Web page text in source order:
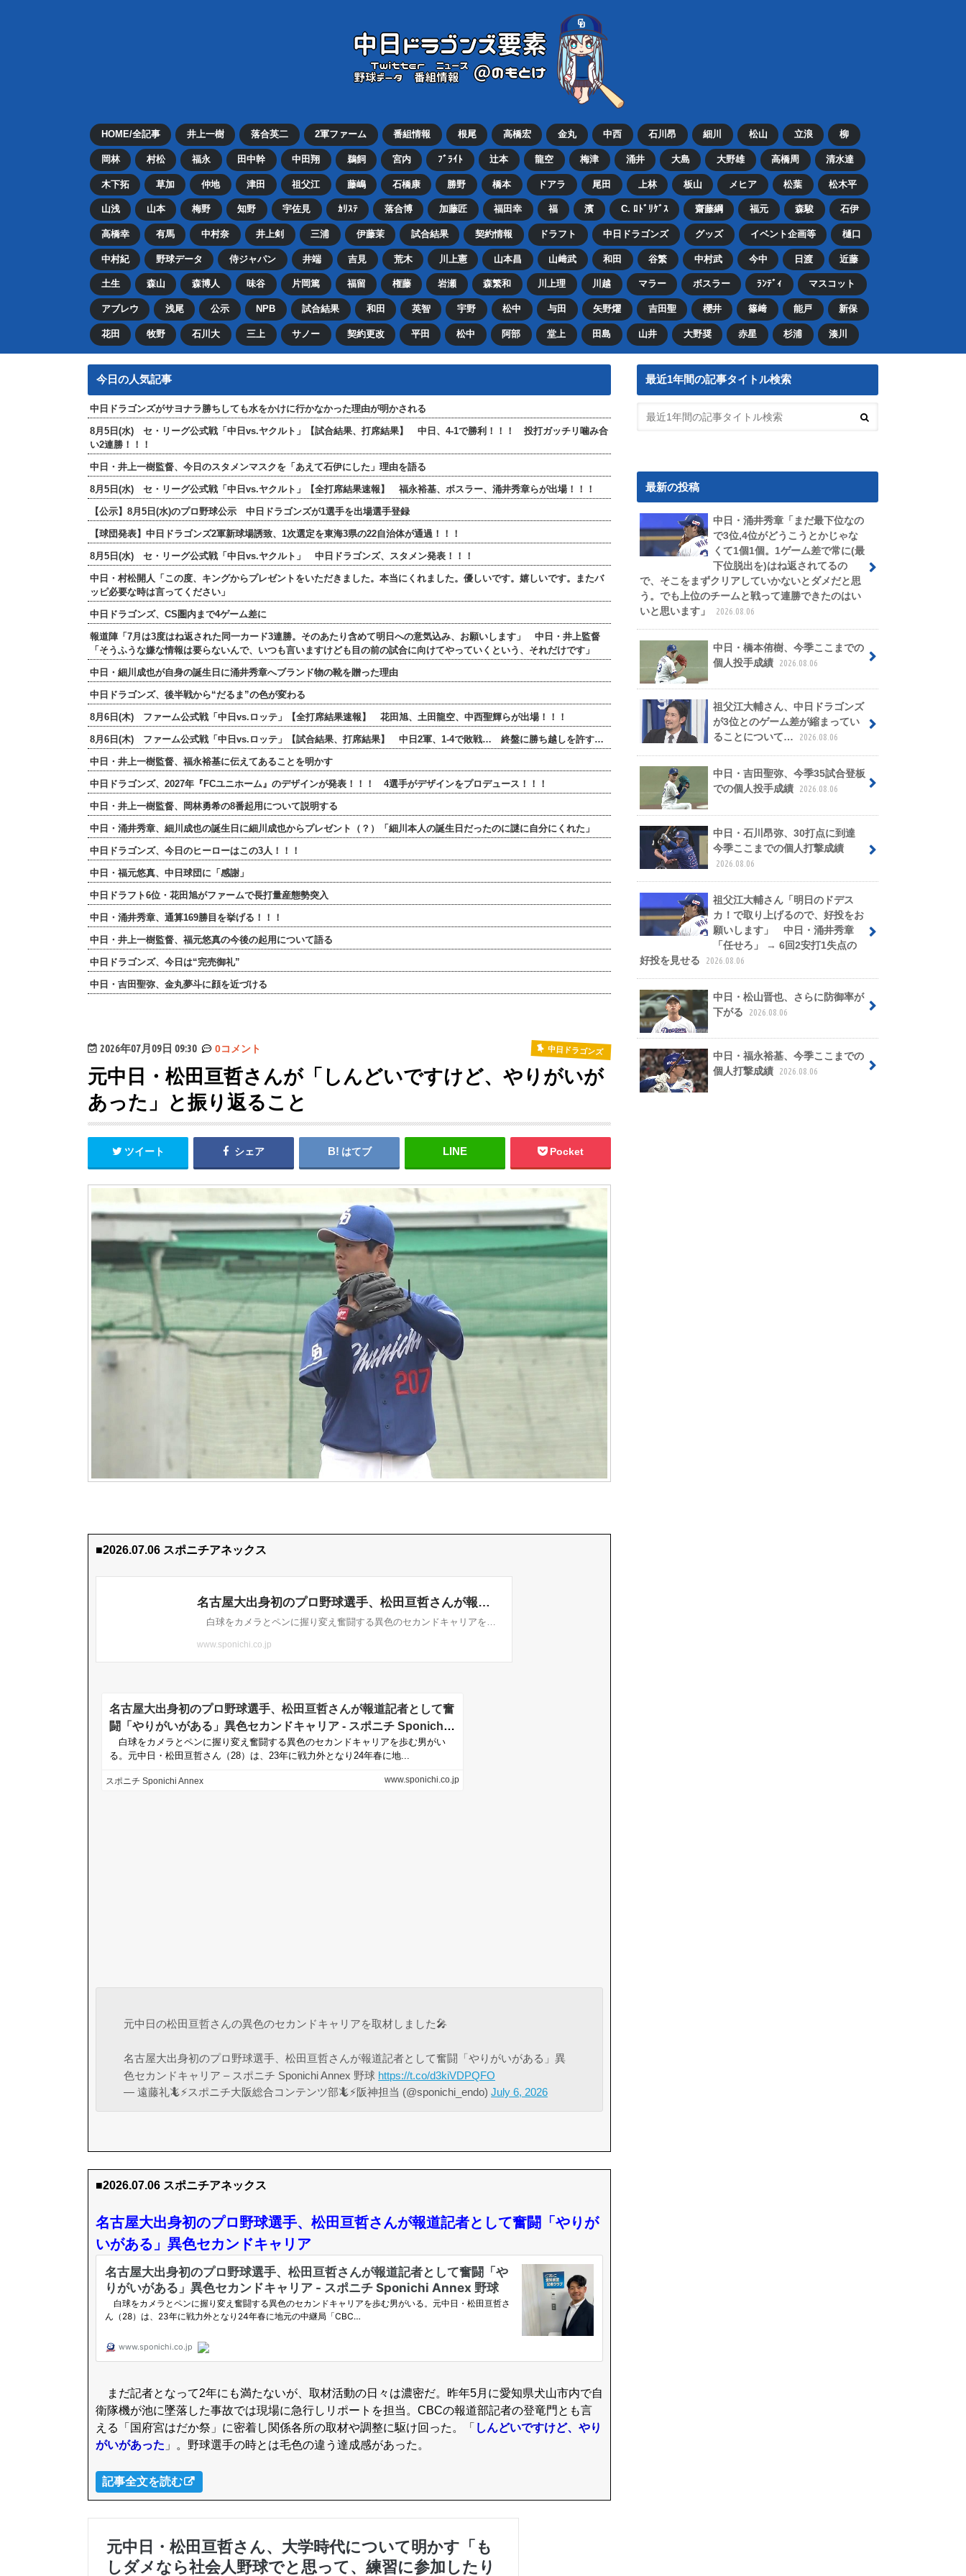
HOME/全記事 井上一樹 落合英二 2軍ファーム 番組情報 根尾 高橋宏 金丸 中西 石川昂 細川 松山 立浪 柳
岡林 村松 福永 田中幹 中田翔 鵜飼 宮内 ﾌﾞﾗｲﾄ 辻本 龍空 梅津 涌井 大島 大野雄 高橋周 清水達
木下拓 草加 仲地 津田 祖父江 藤嶋 石橋康 勝野 橋本 ドアラ 尾田 上林 板山 メヒア 松葉 松木平
山浅 山本 梅野 知野 宇佐見 ｶﾘｽﾃ 落合博 加藤匠 福田幸 福 濱 C. ﾛﾄﾞﾘｹﾞｽ 齋藤綱 福元 森駿 石伊
高橋幸 有馬 中村奈 井上剣 三浦 伊藤茉 試合結果 契約情報 ドラフト 中日ドラゴンズ グッズ イベント企画等 樋口
中村紀 野球データ 侍ジャパン 井端 吉見 荒木 川上憲 山本昌 山﨑武 和田 谷繁 中村武 今中 日渡 近藤
土生 森山 森博人 味谷 片岡篤 福留 権藤 岩瀬 森繁和 川上理 川越 マラー ボスラー ﾗﾝﾃﾞｨ マスコット
アブレウ 浅尾 公示 NPB 試合結果 和田 英智 宇野 松中 与田 矢野燿 吉田聖 櫻井 篠﨑 能戸 新保
花田 牧野 石川大 三上 サノー 契約更改 平田 松中 阿部 堂上 田島 山井 大野奨 赤星 杉浦 湊川
今日の人気記事
中日ドラゴンズがサヨナラ勝ちしても水をかけに行かなかった理由が明かされる
8月5日(水) セ・リーグ公式戦「中日vs.ヤクルト」【試合結果、打席結果】 中日、4-1で勝利！！！ 投打ガッチリ噛み合
い2連勝！！！
中日・井上一樹監督、今日のスタメンマスクを「あえて石伊にした」理由を語る
8月5日(水) セ・リーグ公式戦「中日vs.ヤクルト」【全打席結果速報】 福永裕基、ボスラー、涌井秀章らが出場！！！
【公示】8月5日(水)のプロ野球公示 中日ドラゴンズが1選手を出場選手登録
【球団発表】中日ドラゴンズ2軍新球場誘致、1次選定を東海3県の22自治体が通過！！！
8月5日(水) セ・リーグ公式戦「中日vs.ヤクルト」 中日ドラゴンズ、スタメン発表！！！
中日・村松開人「この度、キングからプレゼントをいただきました。本当にくれました。優しいです。嬉しいです。またバ
ッピ必要な時は言ってください」
中日ドラゴンズ、CS圏内まで4ゲーム差に
報道陣「7月は3度はね返された同一カード3連勝。そのあたり含めて明日への意気込み、お願いします」 中日・井上監督
「そうふうな嫌な情報は要らないんで、いつも言いますけども目の前の試合に向けてやっていくという、それだけです」
中日・細川成也が自身の誕生日に涌井秀章へブランド物の靴を贈った理由
中日ドラゴンズ、後半戦から“だるま”の色が変わる
8月6日(木) ファーム公式戦「中日vs.ロッテ」【全打席結果速報】 花田旭、土田龍空、中西聖輝らが出場！！！
8月6日(木) ファーム公式戦「中日vs.ロッテ」【試合結果、打席結果】 中日2軍、1-4で敗戦… 終盤に勝ち越しを許す…
中日・井上一樹監督、福永裕基に伝えてあることを明かす
中日ドラゴンズ、2027年『FCユニホーム』のデザインが発表！！！ 4選手がデザインをプロデュース！！！
中日・井上一樹監督、岡林勇希の8番起用について説明する
中日・涌井秀章、細川成也の誕生日に細川成也からプレゼント（？）「細川本人の誕生日だったのに謎に自分にくれた」
中日ドラゴンズ、今日のヒーローはこの3人！！！
中日・福元悠真、中日球団に「感謝」
中日ドラフト6位・花田旭がファームで長打量産態勢突入
中日・涌井秀章、通算169勝目を挙げる！！！
中日・井上一樹監督、福元悠真の今後の起用について語る
中日ドラゴンズ、今日は“完売御礼”
中日・吉田聖弥、金丸夢斗に顔を近づける
2026年07月09日 09:30 0コメント 中日ドラゴンズ
元中日・松田亘哲さんが「しんどいですけど、やりがいが
あった」と振り返ること
ツイート シェア はてブ Pocket
■2026.07.06 スポニチアネックス
元中日の松田亘哲さんの異色のセカンドキャリアを取材しました🎤
名古屋大出身初のプロ野球選手、松田亘哲さんが報道記者として奮闘「やりがいがある」異
色セカンドキャリア – スポニチ Sponichi Annex 野球 https://t.co/d3kiVDPQFO
— 遠藤礼🦎⚡️スポニチ大阪総合コンテンツ部🦎⚡️阪神担当 (@sponichi_endo) July 6, 2026
■2026.07.06 スポニチアネックス
名古屋大出身初のプロ野球選手、松田亘哲さんが報道記者として奮闘「やりが
いがある」異色セカンドキャリア
まだ記者となって2年にも満たないが、取材活動の日々は濃密だ。昨年5月に愛知県犬山市内で自
衛隊機が池に墜落した事故では現場に急行しリポートを担当。CBCの報道部記者の登竜門とも言
える「国府宮はだか祭」に密着し関係各所の取材や調整に駆け回った。「 しんどいですけど、やり
がいがあった 」。野球選手の時とは毛色の違う達成感があった。
記事全文を読む
最近1年間の記事タイトル検索
最新の投稿
中日・涌井秀章「まだ最下位なの
で3位,4位がどうこうとかじゃな
くて1個1個。1ゲーム差で常に(最
下位脱出を)はね返されてるの
で、そこをまずクリアしていかないとダメだと思
う。でも上位のチームと戦って連勝できたのはい
いと思います」
2026.08.06
中日・橋本侑樹、今季ここまでの
個人投手成績
2026.08.06
祖父江大輔さん、中日ドラゴンズ
が3位とのゲーム差が縮まってい
ることについて…
2026.08.06
中日・吉田聖弥、今季35試合登板
での個人投手成績
2026.08.06
中日・石川昂弥、30打点に到達
今季ここまでの個人打撃成績
2026.08.06
祖父江大輔さん「明日のドデス
カ！で取り上げるので、好投をお
願いします」 中日・涌井秀章
「任せろ」 → 6回2安打1失点の
好投を見せる
2026.08.06
中日・松山晋也、さらに防御率が
下がる
2026.08.06
中日・福永裕基、今季ここまでの
個人打撃成績
2026.08.06